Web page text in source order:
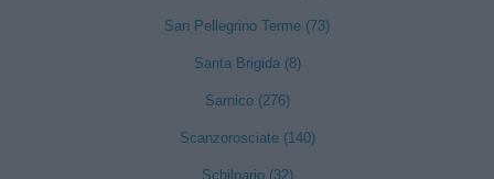
San Pellegrino Terme (73)
Santa Brigida (8)
Sarnico (276)
Scanzorosciate (140)
Schilpario (32)